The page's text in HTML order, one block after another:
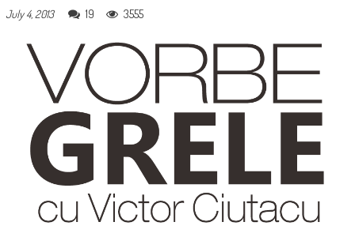
July 4, 2013 19 3555